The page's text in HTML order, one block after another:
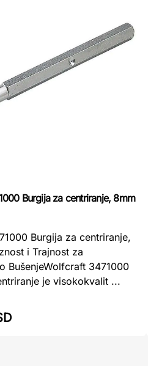
Burgija za centriranje, 8mm
Burgija za centriranje,
i Trajnost za
BušenjeWolfcraft 3471000
je visokokvalit ...